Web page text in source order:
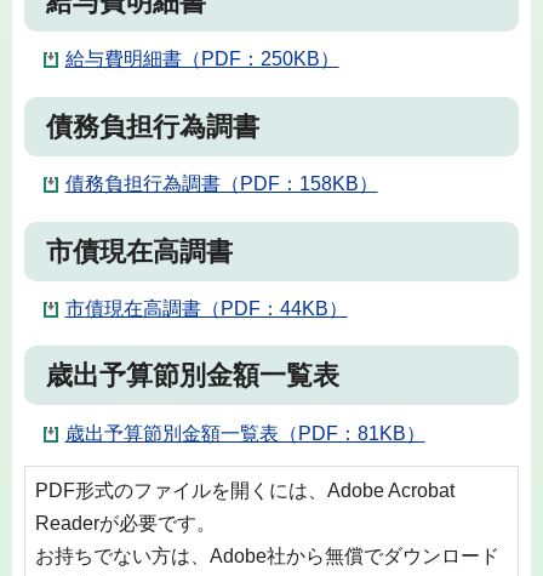
給与費明細書（PDF：250KB）
債務負担行為調書
債務負担行為調書（PDF：158KB）
市債現在高調書
市債現在高調書（PDF：44KB）
歳出予算節別金額一覧表
歳出予算節別金額一覧表（PDF：81KB）
PDF形式のファイルを開くには、Adobe Acrobat
Readerが必要です。
お持ちでない方は、Adobe社から無償でダウンロード